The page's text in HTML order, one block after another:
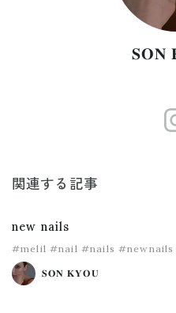
𝐒𝐎𝐍
関連する記事
new nails
#melil #nail #nails #newnails
𝐒𝐎𝐍 𝐊𝐘𝐎𝐔